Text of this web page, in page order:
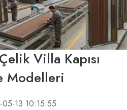
Villa Kapısı
Modelleri
13 10:15:55